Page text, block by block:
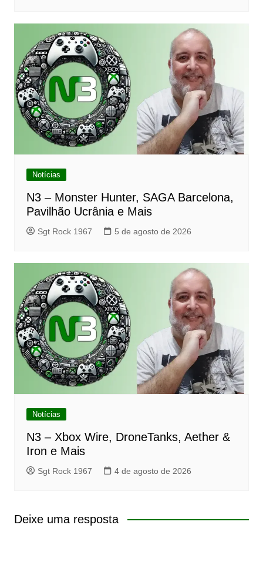
Notícias
N3 – Monster Hunter, SAGA Barcelona,
Pavilhão Ucrânia e Mais
Sgt Rock 1967 5 de agosto de 2026
Notícias
N3 – Xbox Wire, DroneTanks, Aether &
Iron e Mais
Sgt Rock 1967 4 de agosto de 2026
Deixe uma resposta